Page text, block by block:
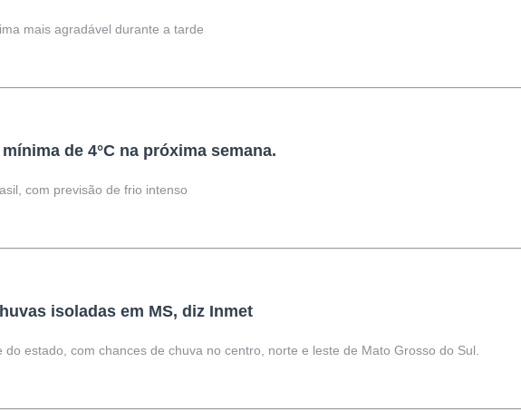
mais agradável durante a tarde
de 4°C na próxima semana.
com previsão de frio intenso
isoladas em MS, diz Inmet
estado, com chances de chuva no centro, norte e leste de Mato Grosso do Sul.